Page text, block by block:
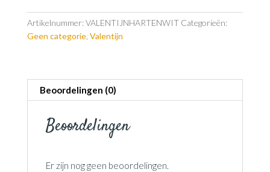
Artikelnummer:VALENTIJNHARTENWIT Categorieën:
Geen categorie, Valentijn
Beoordelingen (0)
Beoordelingen
Er zijn nog geen beoordelingen.